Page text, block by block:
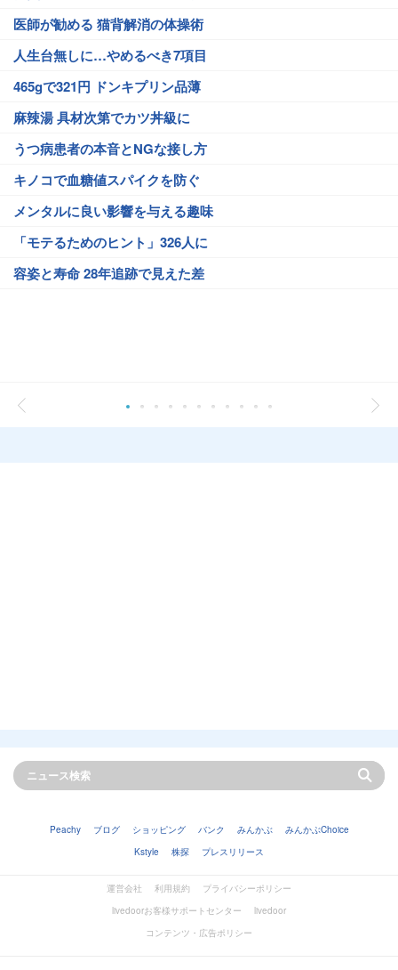
医師が勧める 猫背解消の体操術
人生台無しに…やめるべき7項目
465gで321円 ドンキプリン品薄
麻辣湯 具材次第でカツ丼級に
うつ病患者の本音とNGな接し方
キノコで血糖値スパイクを防ぐ
メンタルに良い影響を与える趣味
「モテるためのヒント」326人に
容姿と寿命 28年追跡で見えた差
Peachy ブログ ショッピング バンク みんかぶ
みんかぶChoice
Kstyle
株探 プレスリリース
運営会社 利用規約
プライバシーポリシー
livedoorお客様サポートセンター
livedoor
コンテンツ・広告ポリシー